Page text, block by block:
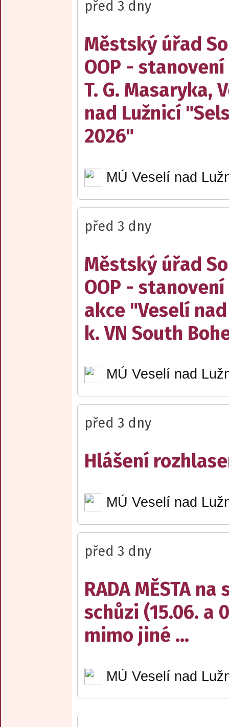
před 3 dny
Městský úřad
OOP -
T. G. Masaryka,
nad Lužnicí
2026"
MÚ Veselí nad
před 3 dny
Městský úřad
OOP -
akce "Veselí
k. VN South
MÚ Veselí nad
před 3 dny
Hlášení
MÚ Veselí nad
před 3 dny
RADA MĚSTA na
schůzi (15.06. a
mimo jiné ...
MÚ Veselí nad